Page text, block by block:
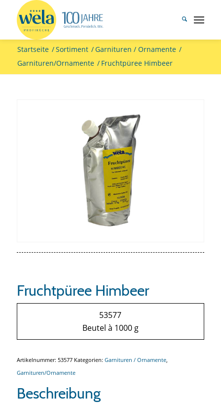
Startseite /Sortiment /Garnituren / Ornamente /
Garnituren/Ornamente / Fruchtpüree Himbeer
Fruchtpüree Himbeer
53577
Beutel à 1000 g
Artikelnummer: 53577 Kategorien: Garnituren / Ornamente,
Garnituren/Ornamente
Beschreibung